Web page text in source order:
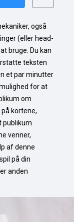
også
(eller head-
bruge. Du kan
teksten
et par minutter
for at
om
kortene,
publikum
venner,
af denne
på din
anden